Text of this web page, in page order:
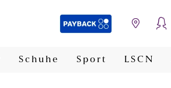
Schuhe Sport LSCN